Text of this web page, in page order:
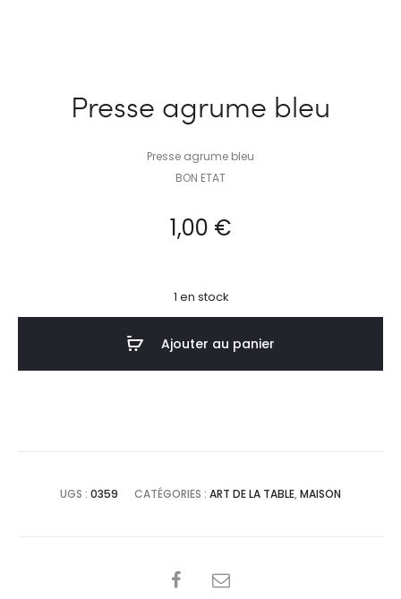
Presse agrume bleu
Presse agrume bleu
BON ETAT
1,00 €
1 en stock
Ajouter au panier
UGS : 0359 CATÉGORIES : ART DE LA TABLE, MAISON
SHARE